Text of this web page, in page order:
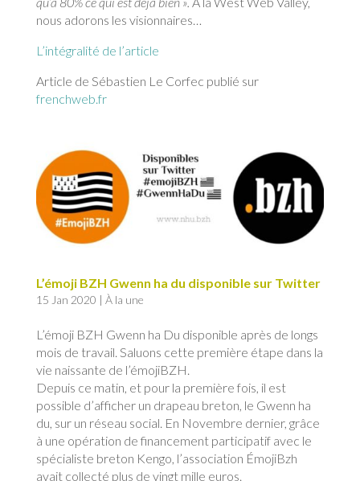
nous adorons les visionnaires…
L’intégralité de l’article
Article de Sébastien Le Corfec publié sur
frenchweb.fr
L’émoji BZH Gwenn ha du disponible sur Twitter
15 Jan 2020 | À la une
L’émoji BZH Gwenn ha Du disponible après de longs
mois de travail. Saluons cette première étape dans la
vie naissante de l’émojiBZH.
Depuis ce matin, et pour la première fois, il est
possible d’afficher un drapeau breton, le Gwenn ha
du, sur un réseau social. En Novembre dernier, grâce
à une opération de financement participatif avec le
spécialiste breton Kengo, l’association ÉmojiBzh
avait collecté plus de vingt mille euros.